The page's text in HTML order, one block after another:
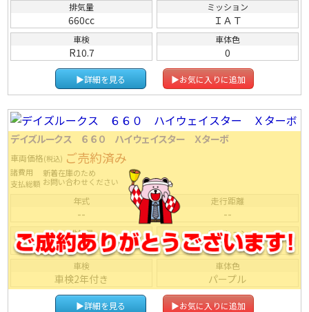
排気量
660cc
ミッション
ＩＡＴ
車検
R10.7
車体色
0
▶詳細を見る ▶お気に入りに追加
デイズルークス ６６０ ハイウェイスター Ｘターボ
車両価格(税込) ご売約済み
諸費用
支払総額
新着在庫のため
お問い合わせください
年式
--
走行距離
--
排気量
--
ミッション
ＩＡＴ
車検
車検2年付き
車体色
パープル
▶詳細を見る ▶お気に入りに追加